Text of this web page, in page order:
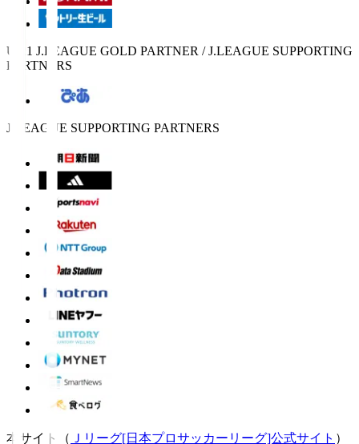
U-21 J.LEAGUE GOLD PARTNER / J.LEAGUE SUPPORTING
PARTNERS
J.LEAGUE SUPPORTING PARTNERS
本サイト（ Ｊリーグ[日本プロサッカーリーグ]公式サイト ）